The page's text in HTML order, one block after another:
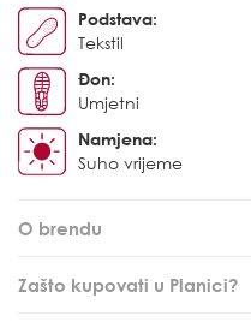
Podstava:
Tekstil
Đon:
Umjetni
Namjena:
Suho vrijeme
O brendu
Zašto kupovati u Planici?